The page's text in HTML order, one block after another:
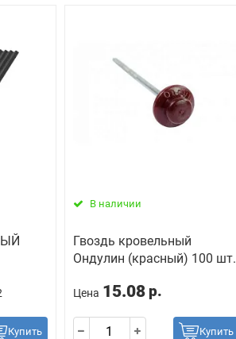
Купить
В наличии
Гвоздь кровельный
Ондулин (красный) 100 шт.
Цена 15.08 р.
Купить